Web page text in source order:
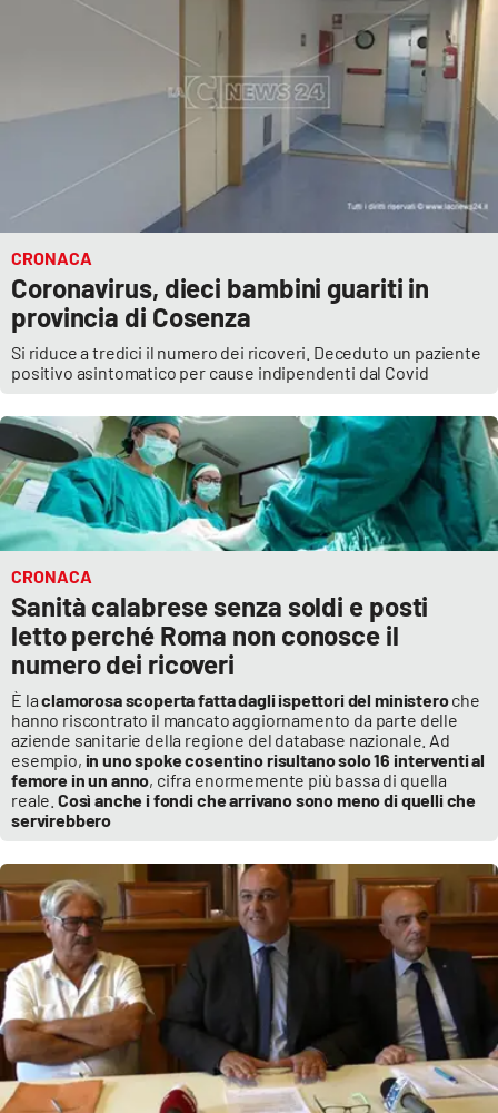
CRONACA
Coronavirus, dieci bambini guariti in
provincia di Cosenza
Si riduce a tredici il numero dei ricoveri. Deceduto un paziente
positivo asintomatico per cause indipendenti dal Covid
CRONACA
Sanità calabrese senza soldi e posti
letto perché Roma non conosce il
numero dei ricoveri
È laclamorosa scoperta fatta dagli ispettori del ministeroche
hanno riscontrato il mancato aggiornamento da parte delle
aziende sanitarie della regione del database nazionale. Ad
esempio, in uno spoke cosentino risultano solo 16 interventi al
femore in un anno, cifra enormemente più bassa di quella
reale. Così anche i fondi che arrivano sono meno di quelli che
servirebbero